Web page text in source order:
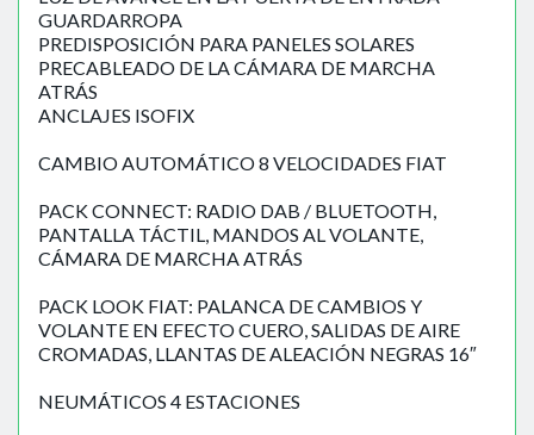
GUARDARROPA
PREDISPOSICIÓN PARA PANELES SOLARES
PRECABLEADO DE LA CÁMARA DE MARCHA
ATRÁS
ANCLAJES ISOFIX
CAMBIO AUTOMÁTICO 8 VELOCIDADES FIAT
PACK CONNECT: RADIO DAB / BLUETOOTH,
PANTALLA TÁCTIL, MANDOS AL VOLANTE,
CÁMARA DE MARCHA ATRÁS
PACK LOOK FIAT: PALANCA DE CAMBIOS Y
VOLANTE EN EFECTO CUERO, SALIDAS DE AIRE
CROMADAS, LLANTAS DE ALEACIÓN NEGRAS 16″
NEUMÁTICOS 4 ESTACIONES